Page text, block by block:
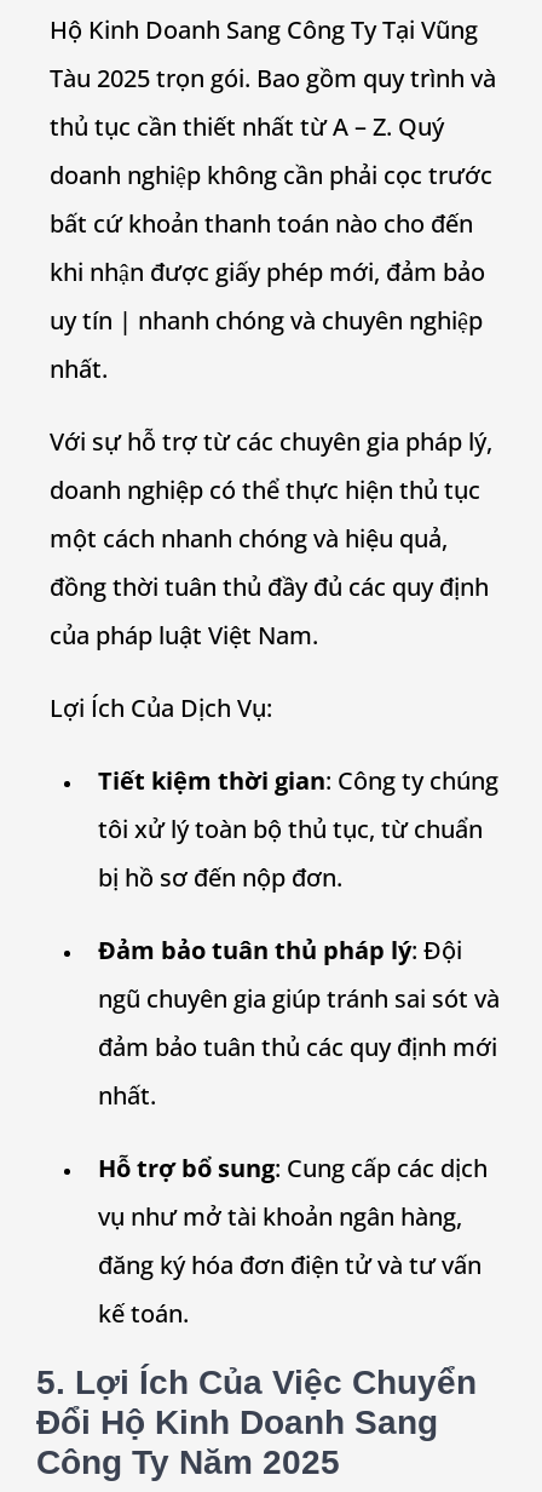
Hộ Kinh Doanh Sang Công Ty Tại Vũng
Tàu 2025 trọn gói. Bao gồm quy trình và
thủ tục cần thiết nhất từ A – Z. Quý
doanh nghiệp không cần phải cọc trước
bất cứ khoản thanh toán nào cho đến
khi nhận được giấy phép mới, đảm bảo
uy tín | nhanh chóng và chuyên nghiệp
nhất.
Với sự hỗ trợ từ các chuyên gia pháp lý,
doanh nghiệp có thể thực hiện thủ tục
một cách nhanh chóng và hiệu quả,
đồng thời tuân thủ đầy đủ các quy định
của pháp luật Việt Nam.
Lợi Ích Của Dịch Vụ:
Tiết kiệm thời gian: Công ty chúng
tôi xử lý toàn bộ thủ tục, từ chuẩn
bị hồ sơ đến nộp đơn.
Đảm bảo tuân thủ pháp lý: Đội
ngũ chuyên gia giúp tránh sai sót và
đảm bảo tuân thủ các quy định mới
nhất.
Hỗ trợ bổ sung: Cung cấp các dịch
vụ như mở tài khoản ngân hàng,
đăng ký hóa đơn điện tử và tư vấn
kế toán.
5. Lợi Ích Của Việc Chuyển
Đổi Hộ Kinh Doanh Sang
Công Ty Năm 2025